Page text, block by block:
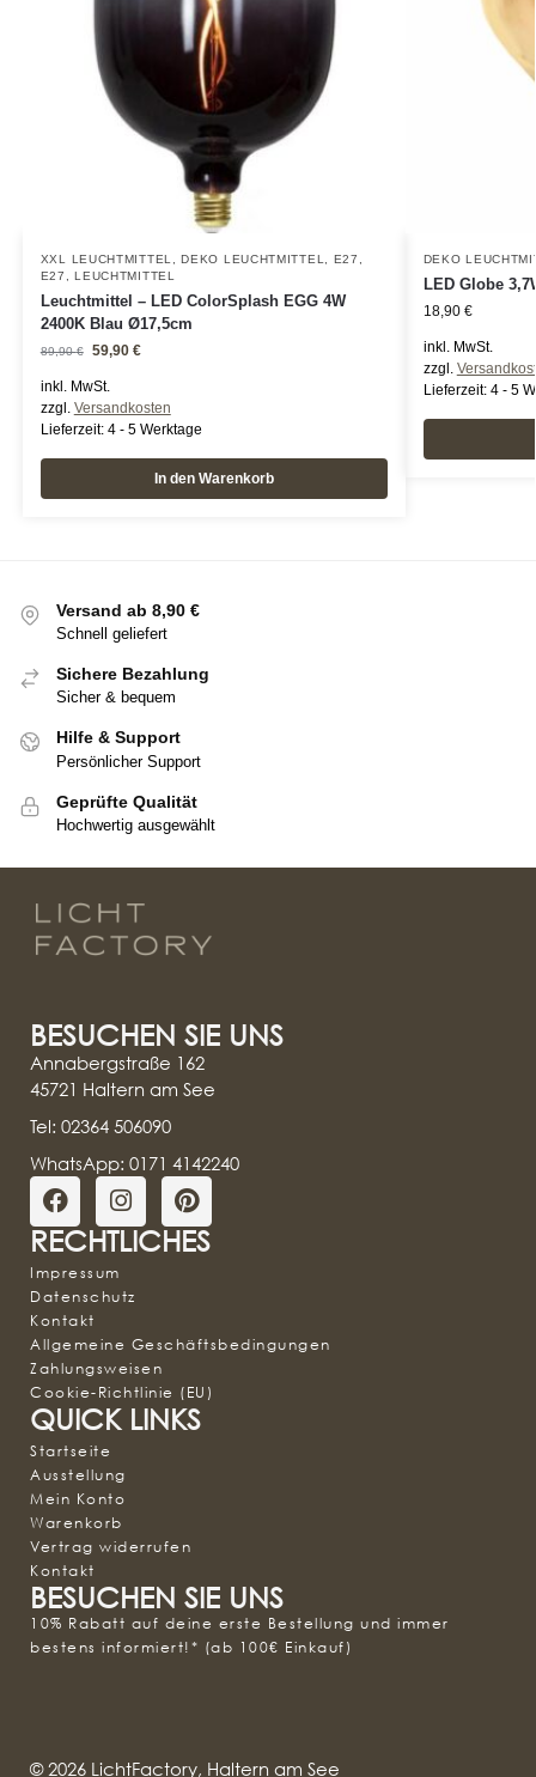
XXL LEUCHTMITTEL ,DEKO LEUCHTMITTEL E27
E27
,LEUCHTMITTEL
Leuchtmittel – LED ColorSplash EGG 4W
2400K Blau Ø17,5cm
89,90€ 59,90 €
inkl. MwSt.
zzgl. Versandkosten
Lieferzeit: 4 - 5 Werktage
In den Warenkorb
DEKO
LED Globe
18,90 €
inkl. MwSt.
zzgl.
Lieferzeit: 4 - 5
Versand ab 8,90 €
Schnell geliefert
Sichere Bezahlung
Sicher & bequem
Hilfe & Support
Persönlicher Support
Geprüfte Qualität
Hochwertig ausgewählt
BESUCHEN SIE UNS
Annabergstraße 162
45721 Haltern am See
Tel: 02364 506090
WhatsApp: 0171 4142240
RECHTLICHES
Impressum
Datenschutz
Kontakt
Allgemeine Geschäftsbedingungen
Zahlungsweisen
Cookie-Richtlinie (EU)
QUICK LINKS
Startseite
Ausstellung
Mein Konto
Warenkorb
Vertrag widerrufen
Kontakt
BESUCHEN SIE UNS
10% Rabatt auf deine erste Bestellung und immer
bestens informiert!* (ab 100€ Einkauf)
© 2026 LichtFactory, Haltern am See